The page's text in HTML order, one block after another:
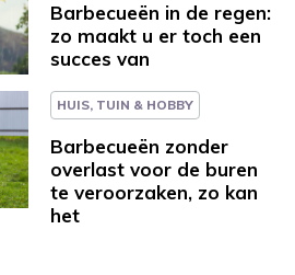
Barbecueën in de regen:
zo maakt u er toch een
succes van
HUIS, TUIN & HOBBY
Barbecueën zonder
overlast voor de buren
te veroorzaken, zo kan
het